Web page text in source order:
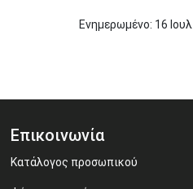
Ενημερωμένο: 16
Επικοινωνία
Κατάλογος προσωπικού